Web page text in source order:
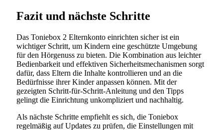
Fazit und nächste Schritte
Das Toniebox 2 Elternkonto einrichten sicher ist ein
wichtiger Schritt, um Kindern eine geschützte Umgebung
für den Hörgenuss zu bieten. Die Kombination aus leichter
Bedienbarkeit und effektiven Sicherheitsmechanismen sorgt
dafür, dass Eltern die Inhalte kontrollieren und an die
Bedürfnisse ihrer Kinder anpassen können. Mit der
gezeigten Schritt-für-Schritt-Anleitung und den Tipps
gelingt die Einrichtung unkompliziert und nachhaltig.
Als nächste Schritte empfiehlt es sich, die Toniebox
regelmäßig auf Updates zu prüfen, die Einstellungen mit